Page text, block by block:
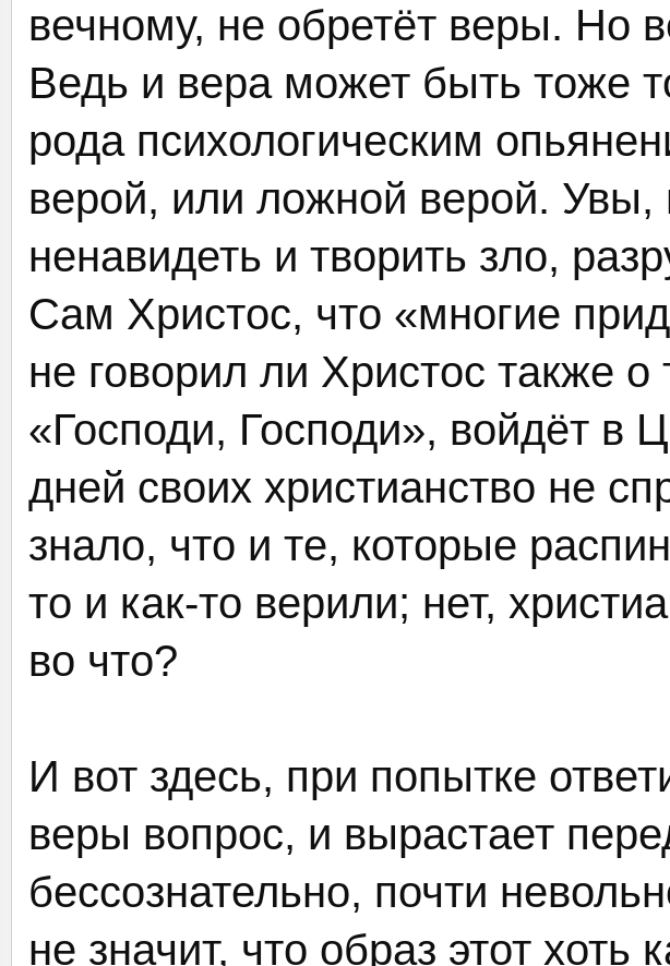
вечному, не обретёт веры. Но
Ведь и вера может быть тоже
рода психологическим
верой, или ложной верой.
ненавидеть и творить зло,
Сам Христос, что «многие
не говорил ли Христос также
«Господи, Господи», войдёт в
дней своих христианство не
знало, что и те, которые
то и как-то верили; нет,
во что?
И вот здесь, при попытке
веры вопрос, и вырастает
бессознательно, почти
не значит, что образ этот